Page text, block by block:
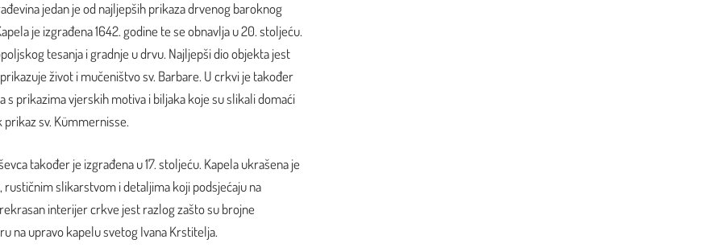
jedan je od najljepših prikaza drvenog baroknog
je izgrađena 1642. godine te se obnavlja u 20. stoljeću.
tesanja i gradnje u drvu. Najljepši dio objekta jest
život i mučeništvo sv. Barbare. U crkvi je također
s prikazima vjerskih motiva i biljaka koje su slikali domaći
sv. Kümmernisse.
također je izgrađena u 17. stoljeću. Kapela ukrašena je
slikarstvom i detaljima koji podsjećaju na
interijer crkve jest razlog zašto su brojne
na upravo kapelu svetog Ivana Krstitelja.